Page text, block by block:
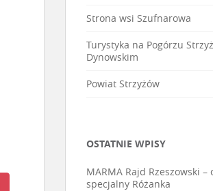
Strona wsi Szufnarowa
Turystyka na Pogórzu
Dynowskim
Powiat Strzyżów
OSTATNIE WPISY
MARMA Rajd Rzeszowski –
specjalny Różanka